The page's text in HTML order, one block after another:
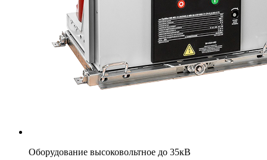
Оборудование высоковольтное до 35кВ